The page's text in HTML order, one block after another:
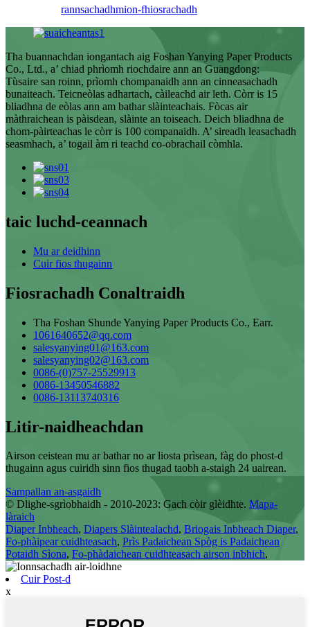
rannsachadhmion-fhiosrachadh
Tha buannachdan iongantach aig Foshan Yanying Paper Products
Co., Ltd., a’ chiad phrìomh riochdaire ann an Guangdong:
Tùsaire san roinn, prìomh chompanaidh ann an cinneasachadh
bunaiteach. Teicneòlas adhartach, càileachd air leth. Còrr is 15
bliadhna de eòlas ann am bathar slàinteachais. Fòcas air
màthraichean is pàisdean, slàinte an toiseach. Deich bliadhna de
chom-pàirteachas le còrr is 100 companaidh. A’ sireadh leasachadh
seasmhach, a’ togail àm ri teachd co-obrachail còmhla.
taic luchd-ceannach
Mu ar deidhinn
Cuir fios thugainn
Fiosrachadh Conaltraidh
Tha Foshan Shunde Yanying Paper Products Co., Earr.
1061640652@qq.com
salesyanying01@163.com
salesyanying02@163.com
0086-(0)757-25529913
0086-13450546882
0086-13113740316
Litir-naidheachdan
Airson ceistean mu ar bathar no ar liosta prìsean, fàg do phost-d
thugainn agus cuiridh sinn fios thugad taobh a-staigh 24 uairean.
Sampallan an-asgaidh
© Dlighe-sgrìobhaidh - 2010-2023: Gach còir glèidhte. Mapa-
làraich
Diaper Inbheach, Diapers Slàintealachd, Briogais Inbheach Diaper,
Fo-phàipear cuidhteasach, Prìs Padaichean Spòg is Padaichean
Potaidh Sìona, Fo-phàdaichean cuidhteasach airson inbhich,
Cuir Post-d
x